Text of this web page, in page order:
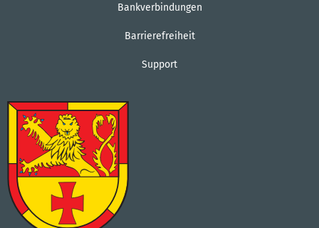
Bankverbindungen
Barrierefreiheit
Support